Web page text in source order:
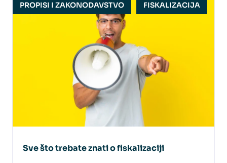
PROPISI I ZAKONODAVSTVO FISKALIZACIJA
Sve što trebate znati o fiskalizaciji